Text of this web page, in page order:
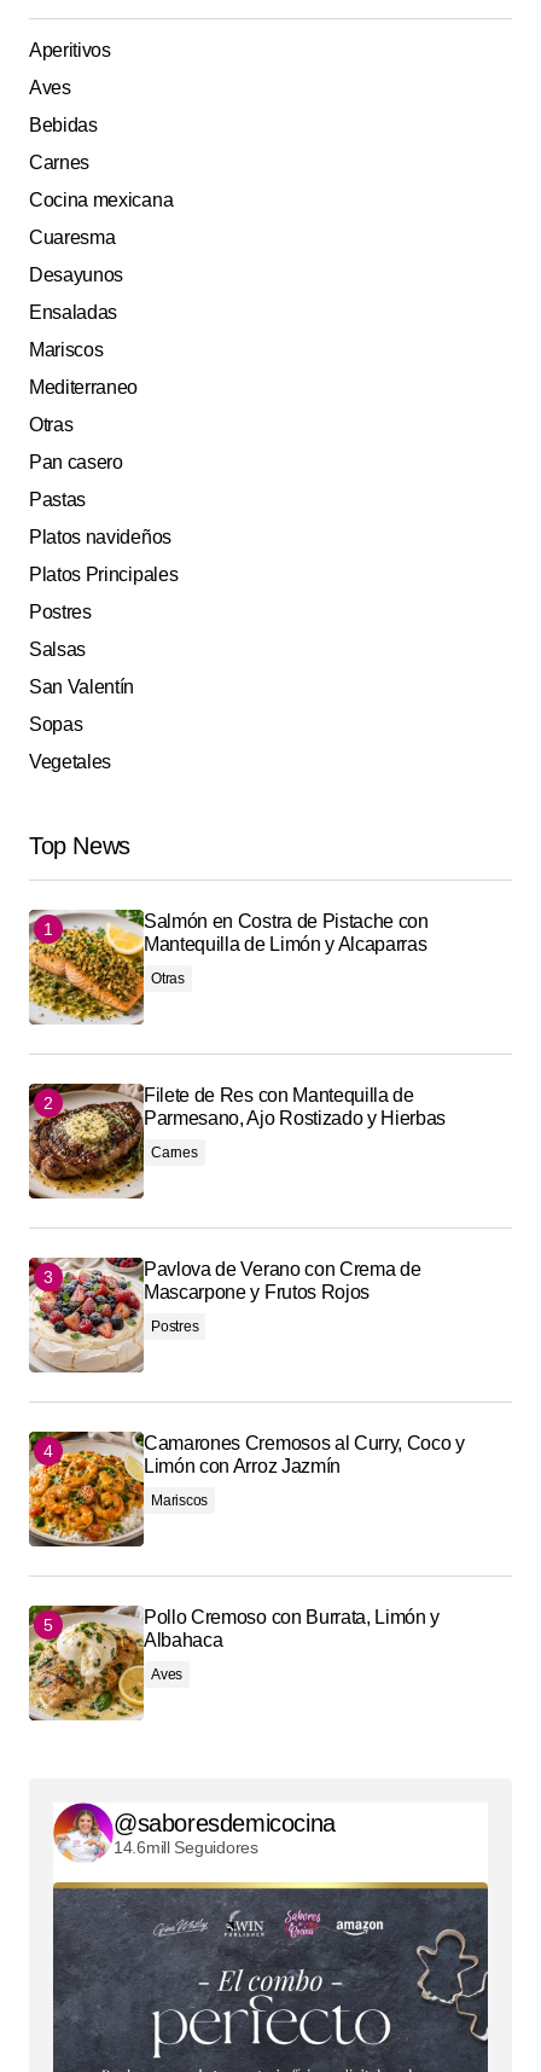
Aperitivos
Aves
Bebidas
Carnes
Cocina mexicana
Cuaresma
Desayunos
Ensaladas
Mariscos
Mediterraneo
Otras
Pan casero
Pastas
Platos navideños
Platos Principales
Postres
Salsas
San Valentín
Sopas
Vegetales
Top News
Salmón en Costra de Pistache con
Mantequilla de Limón y Alcaparras
Otras
Filete de Res con Mantequilla de
Parmesano, Ajo Rostizado y Hierbas
Carnes
Pavlova de Verano con Crema de
Mascarpone y Frutos Rojos
Postres
Camarones Cremosos al Curry, Coco y
Limón con Arroz Jazmín
Mariscos
Pollo Cremoso con Burrata, Limón y
Albahaca
Aves
@saboresdemicocina
14.6mill Seguidores